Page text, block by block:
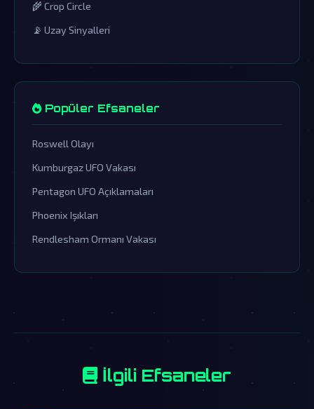
🌾 Crop Circle
📡 Uzay Sinyalleri
Popüler Efsaneler
Roswell Olayı
Kumburgaz UFO Vakası
Pentagon UFO Açıklamaları
Phoenix Işıkları
Rendlesham Ormanı Vakası
İlgili Efsaneler